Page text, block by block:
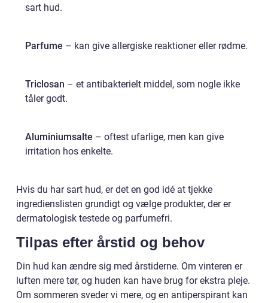
sart hud.
Parfume – kan give allergiske reaktioner eller rødme.
Triclosan – et antibakterielt middel, som nogle ikke
tåler godt.
Aluminiumsalte – oftest ufarlige, men kan give
irritation hos enkelte.
Hvis du har sart hud, er det en god idé at tjekke
ingredienslisten grundigt og vælge produkter, der er
dermatologisk testede og parfumefri.
Tilpas efter årstid og behov
Din hud kan ændre sig med årstiderne. Om vinteren er
luften mere tør, og huden kan have brug for ekstra pleje.
Om sommeren sveder vi mere, og en antiperspirant kan